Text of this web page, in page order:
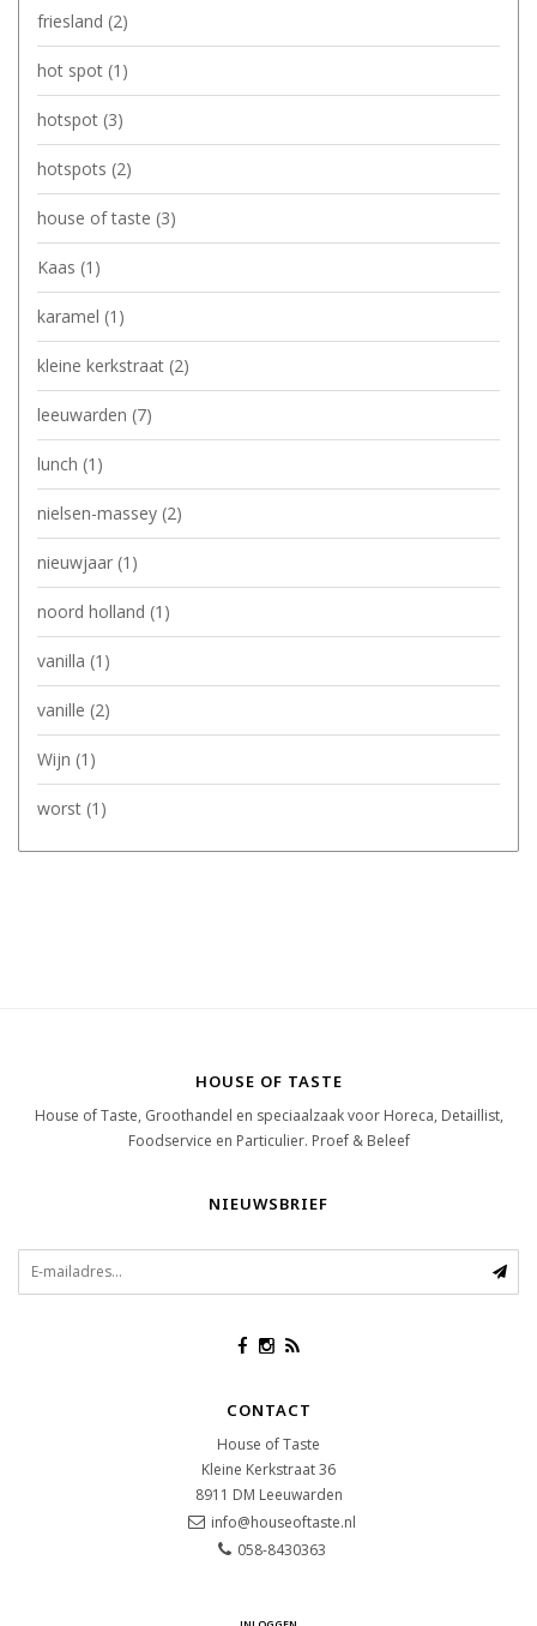
friesland (2)
hot spot (1)
hotspot (3)
hotspots (2)
house of taste (3)
Kaas (1)
karamel (1)
kleine kerkstraat (2)
leeuwarden (7)
lunch (1)
nielsen-massey (2)
nieuwjaar (1)
noord holland (1)
vanilla (1)
vanille (2)
Wijn (1)
worst (1)
HOUSE OF TASTE
House of Taste, Groothandel en speciaalzaak voor Horeca, Detaillist,
Foodservice en Particulier. Proef & Beleef
NIEUWSBRIEF
CONTACT
House of Taste
Kleine Kerkstraat 36
8911 DM Leeuwarden
info@houseoftaste.nl
058-8430363